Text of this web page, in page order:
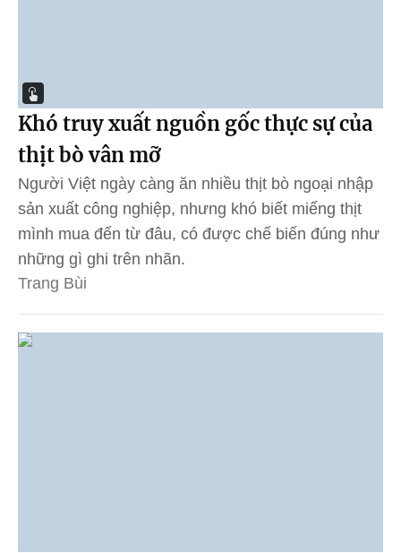
Khó truy xuất nguồn gốc thực sự của
thịt bò vân mỡ
Người Việt ngày càng ăn nhiều thịt bò ngoại nhập
sản xuất công nghiệp, nhưng khó biết miếng thịt
mình mua đến từ đâu, có được chế biến đúng như
những gì ghi trên nhãn.
Trang Bùi